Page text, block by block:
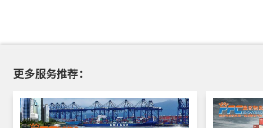
更多服务推荐：